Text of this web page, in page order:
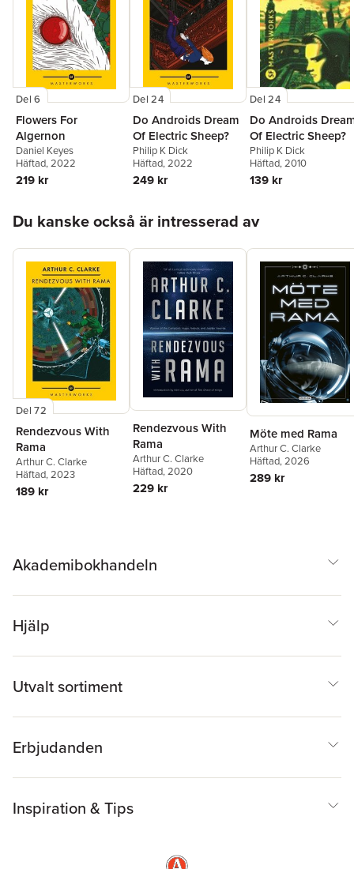
Del 6
Flowers For
Algernon
Daniel Keyes
Häftad, 2022
219 kr
Del 24
Do Androids Dream
Of Electric Sheep?
Philip K Dick
Häftad, 2022
249 kr
Del 24
Do Androids
Of Electric Sheep?
Philip K Dick
Häftad, 2010
139 kr
Du kanske också är intresserad av
Del 72
Rendezvous With
Rama
Arthur C. Clarke
Häftad, 2023
189 kr
Rendezvous With
Rama
Arthur C. Clarke
Häftad, 2020
229 kr
Möte med Rama
Arthur C. Clarke
Häftad, 2026
289 kr
Akademibokhandeln
Hjälp
Utvalt sortiment
Erbjudanden
Inspiration & Tips